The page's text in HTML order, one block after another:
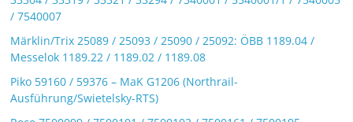
/ 7540007
Märklin/Trix 25089 / 25093 / 25090 / 25092: ÖBB 1189.04 /
Messelok 1189.22 / 1189.02 / 1189.08
Piko 59160 / 59376 – MaK G1206 (Northrail-
Ausführung/Swietelsky-RTS)